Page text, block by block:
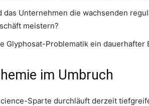
das Unternehmen die wachsenden
meistern?
Glyphosat-Problematik ein dauerhafter
im Umbruch
Sparte durchläuft derzeit